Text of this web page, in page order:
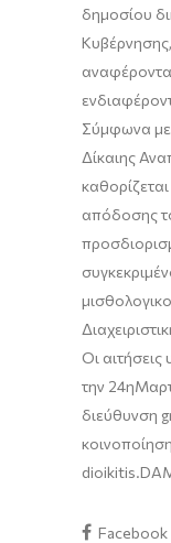
δημοσίου
Κυβέρνησης,
Σύμφωνα με
Δίκαιης
απόδοσης
Οι αιτήσεις
την 24η
διεύθυνση
Facebook